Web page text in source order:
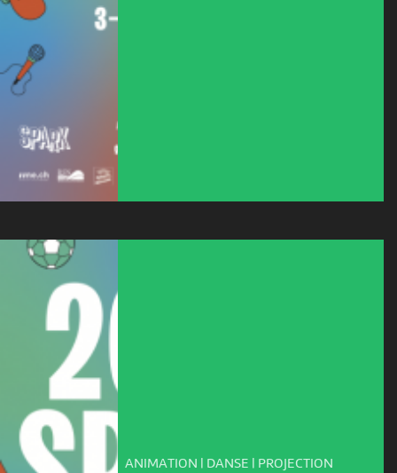
ANIMATION | DANSE | PROJECTION